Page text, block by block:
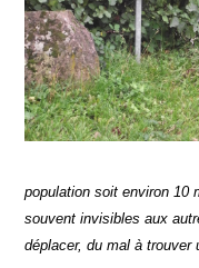
population soit environ 10
souvent invisibles aux
déplacer, du mal à trouver